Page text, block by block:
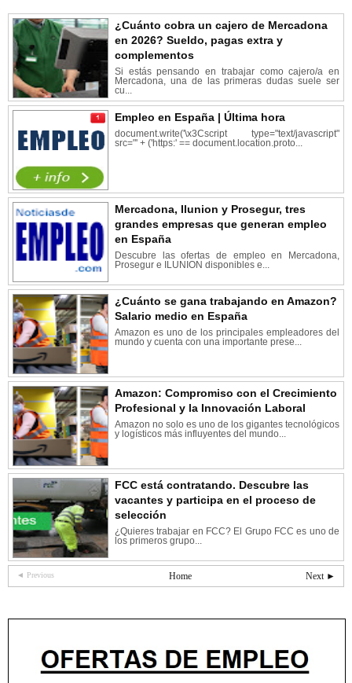
¿Cuánto cobra un cajero de Mercadona
en 2026? Sueldo, pagas extra y
complementos
Si estás pensando en trabajar como cajero/a en
Mercadona, una de las primeras dudas suele ser
cu...
Empleo en España | Última hora
document.write('\x3Cscript type="text/javascript"
src="' + ('https:' == document.location.proto...
Mercadona, Ilunion y Prosegur, tres
grandes empresas que generan empleo
en España
Descubre las ofertas de empleo en Mercadona,
Prosegur e ILUNION disponibles e...
¿Cuánto se gana trabajando en Amazon?
Salario medio en España
Amazon es uno de los principales empleadores del
mundo y cuenta con una importante prese...
Amazon: Compromiso con el Crecimiento
Profesional y la Innovación Laboral
Amazon no solo es uno de los gigantes tecnológicos
y logísticos más influyentes del mundo...
FCC está contratando. Descubre las
vacantes y participa en el proceso de
selección
¿Quieres trabajar en FCC? El Grupo FCC es uno de
los primeros grupo...
◄ Previous Next ►
Home